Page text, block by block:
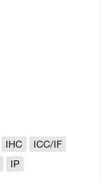
IHC
ICC/IF
IP